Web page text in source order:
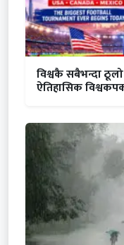
विश्वकै सबैभन्दा
ऐतिहासिक